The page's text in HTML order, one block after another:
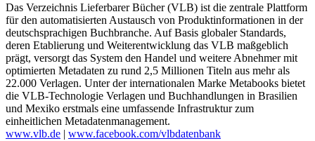
Das Verzeichnis Lieferbarer Bücher (VLB) ist die zentrale Plattform
für den automatisierten Austausch von Produktinformationen in der
deutschsprachigen Buchbranche. Auf Basis globaler Standards,
deren Etablierung und Weiterentwicklung das VLB maßgeblich
prägt, versorgt das System den Handel und weitere Abnehmer mit
optimierten Metadaten zu rund 2,5 Millionen Titeln aus mehr als
22.000 Verlagen. Unter der internationalen Marke Metabooks bietet
die VLB-Technologie Verlagen und Buchhandlungen in Brasilien
und Mexiko erstmals eine umfassende Infrastruktur zum
einheitlichen Metadatenmanagement.
www.vlb.de | www.facebook.com/vlbdatenbank